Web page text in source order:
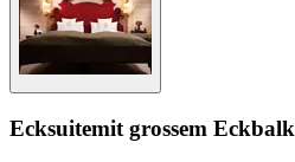
Ecksuitemit grossem